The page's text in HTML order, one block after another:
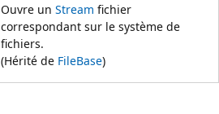
Ouvre un Stream fichier
correspondant sur le système de
fichiers.
(Hérité de FileBase)